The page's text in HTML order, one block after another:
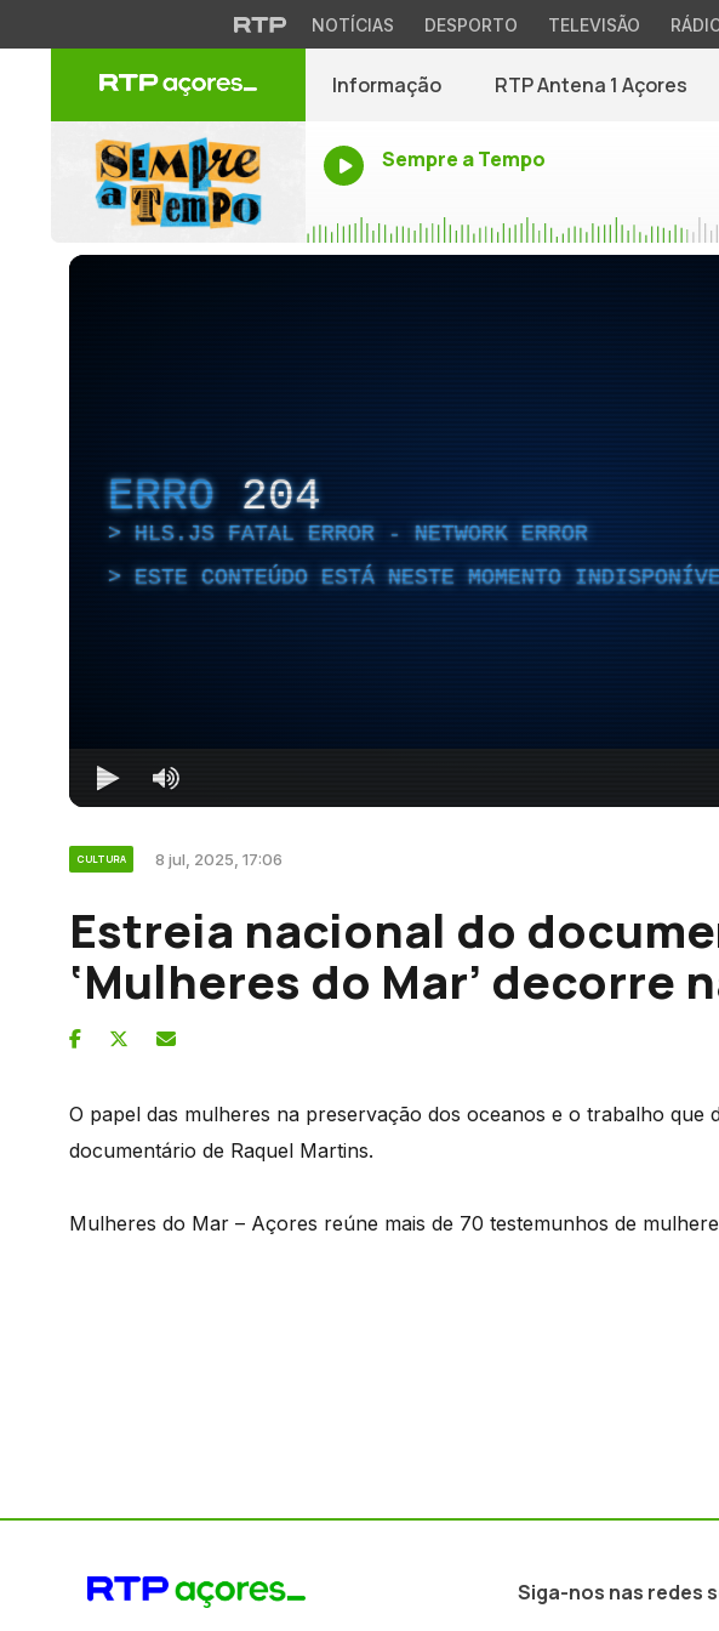
NOTÍCIAS DESPORTO TELEVISÃO
Informação RTP Antena 1 Açores
Sempre a Tempo
ERRO 204
HLS.JS FATAL ERROR - NETWORK ERROR
ESTE CONTEÚDO ESTÁ NESTE MOMENTO
CULTURA 8 jul, 2025, 17:06
Estreia nacional do
‘Mulheres do Mar’ decorre
O papel das mulheres na preservação dos oceanos e o trabalho que
documentário de Raquel Martins.
Mulheres do Mar – Açores reúne mais de 70 testemunhos de
Siga-nos nas redes